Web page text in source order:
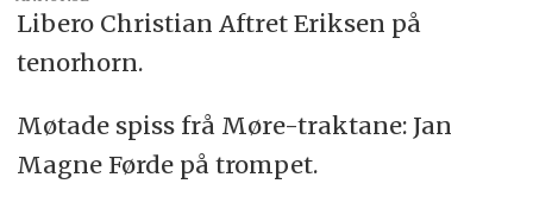
Libero Christian Aftret Eriksen på
tenorhorn.
Møtade spiss frå Møre-traktane: Jan
Magne Førde på trompet.